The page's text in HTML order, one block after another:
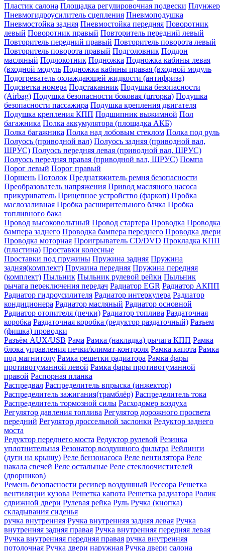
Пластик салона Площадка регулировочная подвески Плунжер
Пневмогидроусилитель сцепления Пневмоподушка
Пневмостойка задняя Пневмостойка передняя Поворотник
левый Поворотник правый Повторитель передний левый
Повторитель передний правый Повторитель поворота левый
Повторитель поворота правый Подголовник Поддон
масляный Подлокотник Подножка Подножка кабины левая
(входной модуль Подножка кабины правая (входной модуль
Подогреватель охлаждающей жидкости (антифриза)
Подсветка номера Подстаканник Подушка безопасности
(Airbag) Подушка безопасности боковая (шторка) Подушка
безопасности пассажира Подушка крепления двигателя
Подушка крепления КПП Подшипник выжимной Пол
багажника Полка аккумулятора (площадка АКБ)
Полка багажника Полка над лобовым стеклом Полка под руль
Полуось (приводной вал) Полуось задняя (приводной вал,
ШРУС) Полуось передняя левая (приводной вал, ШРУС)
Полуось передняя правая (приводной вал, ШРУС) Помпа
Порог левый Порог правый
Поршень Потолок Преднатяжитель ремня безопасности
Преобразователь напряжения Привод масляного насоса
прикуриватель Прицепное устройство (фаркоп) Пробка
маслозаливная Пробка расширительного бачка Пробка
топливного бака
Провод высоковольтный Провод стартера Проводка Проводка
бампера заднего Проводка бампера переднего Проводка двери
Проводка моторная Проигрыватель CD/DVD Прокладка КПП
(пластина) Проставки колесные
Проставки под пружины Пружина задняя Пружина
задняя(комплект) Пружина передняя Пружина передняя
(комплект) Пыльник Пыльник рулевой рейки Пыльник
рычага переключения передач Радиатор EGR Радиатор АКПП
Радиатор гидроусилителя Радиатор интеркулера Радиатор
кондиционера Радиатор масляный Радиатор основной
Радиатор отопителя (печки) Радиатор топлива Раздаточная
коробка Раздаточная коробка (редуктор раздаточный) Разъем
(фишка) проводки
Разъём AUX/USB Рама Рамка (накладка) рычага КПП Рамка
блока управления печки/климат-контроля Рамка капота Рамка
под магнитолу Рамка решетки радиатора Рамка фары
противотуманной левой Рамка фары противотуманной
правой Распорная планка
Распредвал Распределитель впрыска (инжектор)
Распределитель зажигания(трамблёр) Распределитель тока
Распределитель тормозной силы Расходомер воздуха
Регулятор давления топлива Регулятор дорожного просвета
передний Регулятор дроссельной заслонки Редуктор заднего
моста
Редуктор переднего моста Редуктор рулевой Резинка
уплотнительная Резонатор воздушного фильтра Рейлинги
(дуги на крышу) Реле бензонасоса Реле вентилятора Реле
накала свечей Реле остальные Реле стеклоочистителей
(дворников)
Ремень безопасности ресивер воздушный Рессора Решетка
вентиляции кузова Решетка капота Решетка радиатора Ролик
сдвижной двери Рулевая рейка Руль Ручка (кнопка)
складывания сиденья
ручка внутренняя Ручка внутренняя задняя левая Ручка
внутренняя задняя правая Ручка внутренняя передняя левая
Ручка внутренняя передняя правая ручка внутренняя
потолочная Ручка двери нaружная Ручка двери салона